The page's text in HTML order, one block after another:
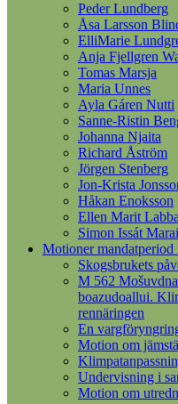
Peder Lundberg
Åsa Larsson
ElliMarie
Anja Fjellgren
Tomas Marsja
Maria Unnes
Ayla Gáren Nutti
Sanne-Ristin
Johanna Njaita
Richard Åström
Jörgen Stenberg
Jon-Krista
Håkan Enoksson
Ellen Marit Labba
Simon Issát
Motioner mandatperiod
Skogsbrukets
M 562
boazudoallui.
rennäringen
En
Motion om
Undervisning i
Motion om